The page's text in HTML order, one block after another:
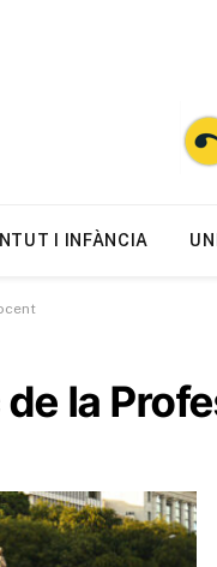
I INFÀNCIA
la